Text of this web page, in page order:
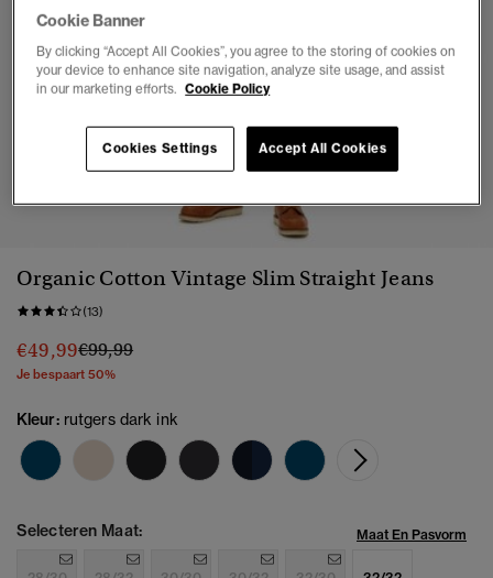
Organic Cotton Vintage Slim Straight Jeans
(13)
€49,99Prijs verlaagd van
€99,99naar
Je bespaart 50%
Kleur: rutgers dark ink
Selecteren Maat: Maat En Pasvorm
Cookie Banner
By clicking “Accept All Cookies”, you agree to the storing of cookies on
your device to enhance site navigation, analyze site usage, and assist
in our marketing efforts. Cookie Policy
Cookies Settings Accept All Cookies